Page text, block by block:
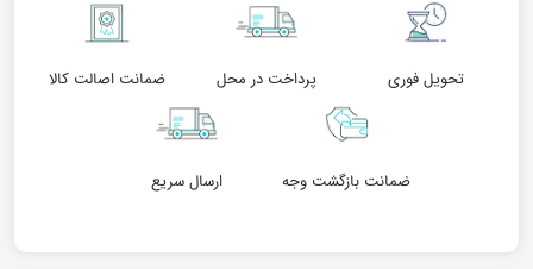
تحویل فوری پرداخت در محل ضمانت اصالت کالا
ضمانت بازگشت وجه ارسال سریع